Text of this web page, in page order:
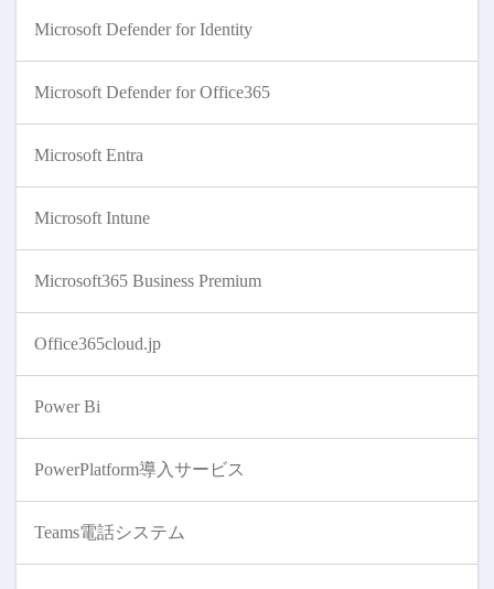
Microsoft Defender for Identity
Microsoft Defender for Office365
Microsoft Entra
Microsoft Intune
Microsoft365 Business Premium
Office365cloud.jp
Power Bi
PowerPlatform導入サービス
Teams電話システム